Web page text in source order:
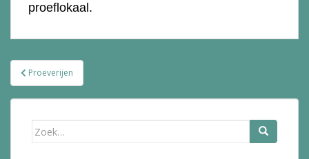
proeflokaal.
Bericht
navigatie
Proeverijen
Zoek